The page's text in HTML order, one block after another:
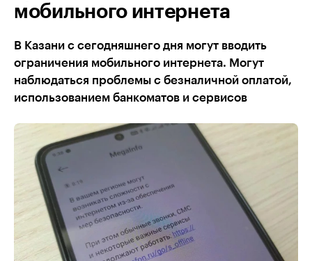
мобильного интернета
В Казани с сегодняшнего дня могут вводить
ограничения мобильного интернета. Могут
наблюдаться проблемы с безналичной оплатой,
использованием банкоматов и сервисов